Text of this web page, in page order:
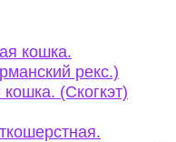
кошка.
рекс.)
(Скогкэт)